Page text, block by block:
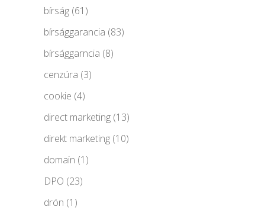
bírság (61)
bírsággarancia (83)
bírsággarncia (8)
cenzúra (3)
cookie (4)
direct marketing (13)
direkt marketing (10)
domain (1)
DPO (23)
drón (1)